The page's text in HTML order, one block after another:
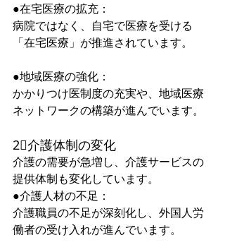
●在宅医療の拡充：
病院ではなく、自宅で医療を受ける
「在宅医療」が推進されています。
●地域医療の強化：
かかりつけ医制度の充実や、地域医療
ネットワークの構築が進んでいます。
2⃣介護体制の変化
介護の需要が急増し、介護サービスの
提供体制も変化しています。
●介護人材の不足：
介護職員の不足が深刻化し、外国人労
働者の受け入れが進んでいます。